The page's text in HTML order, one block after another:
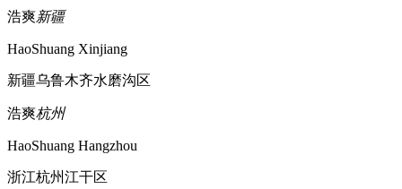
浩爽新疆
HaoShuang Xinjiang
新疆乌鲁木齐水磨沟区
浩爽杭州
HaoShuang Hangzhou
浙江杭州江干区